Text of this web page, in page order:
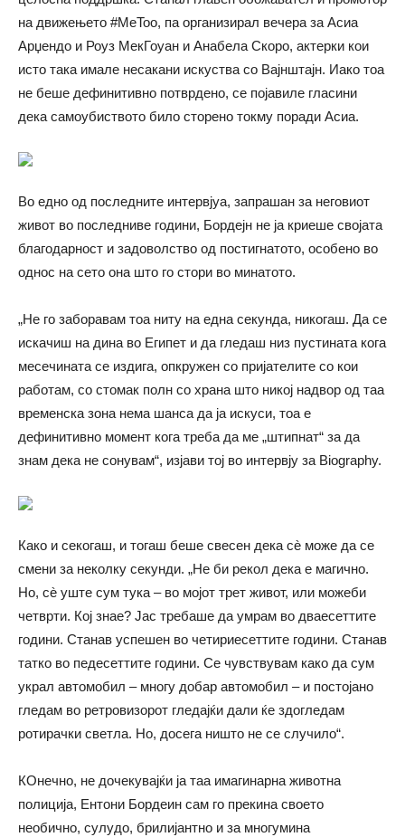
на движењето #MeToo, па организирал вечера за Асиа
Арџендо и Роуз МекГоуан и Анабела Скоро, актерки кои
исто така имале несакани искуства со Вајнштајн. Иако тоа
не беше дефинитивно потврдено, се појавиле гласини
дека самоубиството било сторено токму поради Асиа.
Во едно од последните интервјуа, запрашан за неговиот
живот во последниве години, Бордејн не ја криеше својата
благодарност и задоволство од постигнатото, особено во
однос на сето она што го стори во минатото.
„Не го заборавам тоа ниту на една секунда, никогаш. Да се
искачиш на дина во Египет и да гледаш низ пустината кога
месечината се издига, опкружен со пријателите со кои
работам, со стомак полн со храна што никој надвор од таа
временска зона нема шанса да ја искуси, тоа е
дефинитивно момент кога треба да ме „штипнат“ за да
знам дека не сонувам“, изјави тој во интервју за Biography.
Како и секогаш, и тогаш беше свесен дека сè може да се
смени за неколку секунди. „Не би рекол дека е магично.
Но, сè уште сум тука – во мојот трет живот, или можеби
четврти. Кој знае? Јас требаше да умрам во дваесеттите
години. Станав успешен во четириесеттите години. Станав
татко во педесеттите години. Се чувствувам како да сум
украл автомобил – многу добар автомобил – и постојано
гледам во ретровизорот гледајќи дали ќе здогледам
ротирачки светла. Но, досега ништо не се случило“.
КОнечно, не дочекувајќи ја таа имагинарна животна
полиција, Ентони Бордеин сам го прекина своето
необично, сулудо, брилијантно и за многумина